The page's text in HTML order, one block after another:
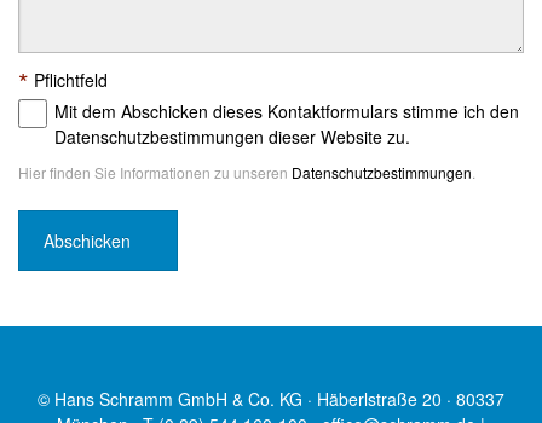
* Pflichtfeld
Mit dem Abschicken dieses Kontaktformulars stimme ich den
Datenschutzbestimmungen dieser Website zu.
Hier finden Sie Informationen zu unseren Datenschutzbestimmungen
© Hans Schramm GmbH & Co. KG · Häberlstraße 20 · 80337